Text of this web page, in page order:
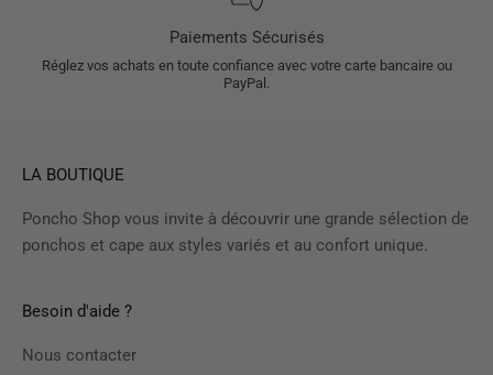
Paiements Sécurisés
Réglez vos achats en toute confiance avec votre carte bancaire ou
PayPal.
LA BOUTIQUE
Poncho Shop vous invite à découvrir une grande sélection de
ponchos et cape aux styles variés et au confort unique.
Besoin d'aide ?
Nous contacter